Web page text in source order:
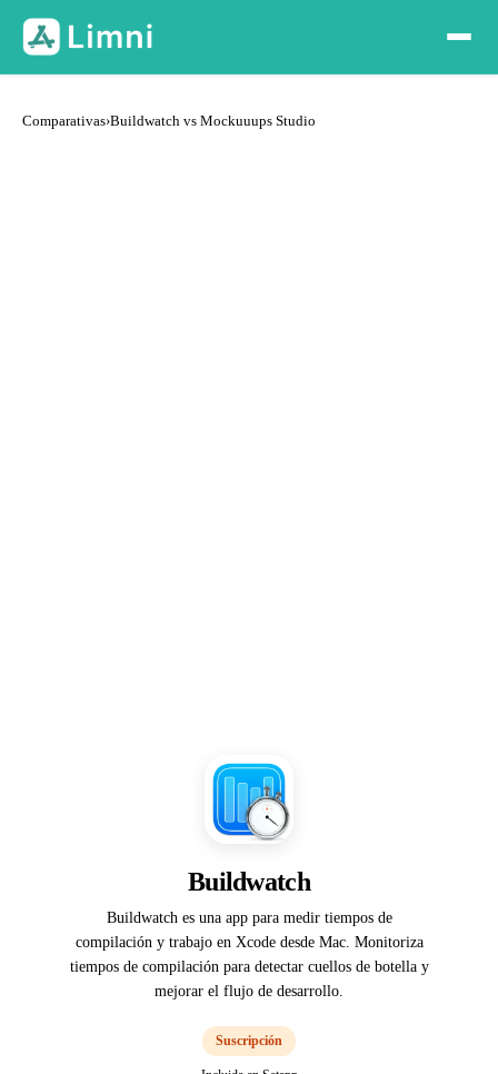
Comparativas›Buildwatch vs Mockuuups Studio
Buildwatch
Buildwatch es una app para medir tiempos de
compilación y trabajo en Xcode desde Mac. Monitoriza
tiempos de compilación para detectar cuellos de botella y
mejorar el flujo de desarrollo.
Suscripción